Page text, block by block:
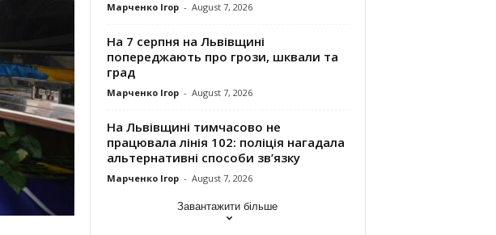
Марченко Ігор - August 7, 2026
На 7 серпня на Львівщині
попереджають про грози, шквали та
град
Марченко Ігор - August 7, 2026
На Львівщині тимчасово не
працювала лінія 102: поліція нагадала
альтернативні способи зв’язку
Марченко Ігор - August 7, 2026
Завантажити більше